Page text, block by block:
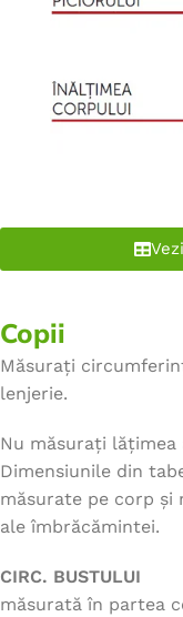
Copii
Măsurați
lenjerie.
Nu măsurați
Dimensiunile din
măsurate pe corp și
ale îmbrăcămintei.
CIRC. BUSTULUI
măsurată în partea